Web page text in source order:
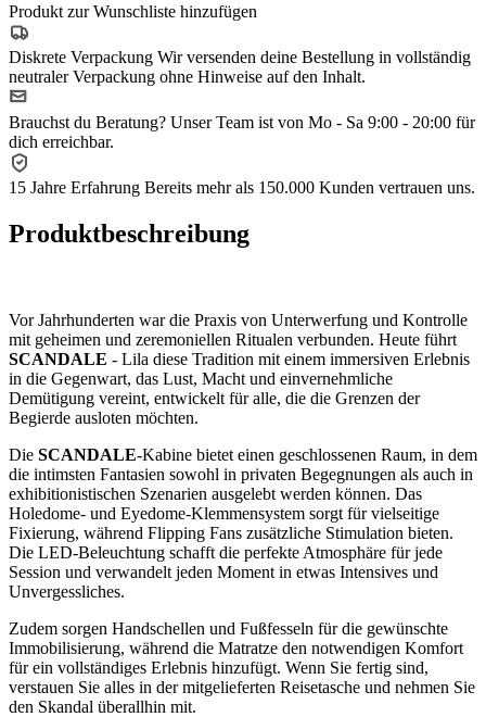
Produkt zur Wunschliste hinzufügen
Diskrete Verpackung Wir versenden deine Bestellung in vollständig
neutraler Verpackung ohne Hinweise auf den Inhalt.
Brauchst du Beratung? Unser Team ist von Mo - Sa 9:00 - 20:00 für
dich erreichbar.
15 Jahre Erfahrung Bereits mehr als 150.000 Kunden vertrauen uns.
Produktbeschreibung
Vor Jahrhunderten war die Praxis von Unterwerfung und Kontrolle
mit geheimen und zeremoniellen Ritualen verbunden. Heute führt
SCANDALE - Lila diese Tradition mit einem immersiven Erlebnis
in die Gegenwart, das Lust, Macht und einvernehmliche
Demütigung vereint, entwickelt für alle, die die Grenzen der
Begierde ausloten möchten.
Die SCANDALE-Kabine bietet einen geschlossenen Raum, in dem
die intimsten Fantasien sowohl in privaten Begegnungen als auch in
exhibitionistischen Szenarien ausgelebt werden können. Das
Holedome- und Eyedome-Klemmensystem sorgt für vielseitige
Fixierung, während Flipping Fans zusätzliche Stimulation bieten.
Die LED-Beleuchtung schafft die perfekte Atmosphäre für jede
Session und verwandelt jeden Moment in etwas Intensives und
Unvergessliches.
Zudem sorgen Handschellen und Fußfesseln für die gewünschte
Immobilisierung, während die Matratze den notwendigen Komfort
für ein vollständiges Erlebnis hinzufügt. Wenn Sie fertig sind,
verstauen Sie alles in der mitgelieferten Reisetasche und nehmen Sie
den Skandal überallhin mit.